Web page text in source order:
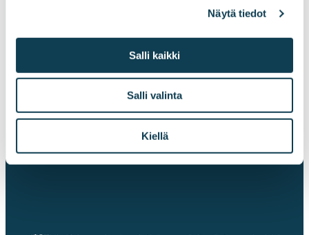
Näytä tiedot
Salli kaikki
Salli valinta
Kiellä
> 40
kaupunkia mukana
kehitysvaiheessa
52 %
käyttää digitaalista
Omasote-
palvelualustaa**